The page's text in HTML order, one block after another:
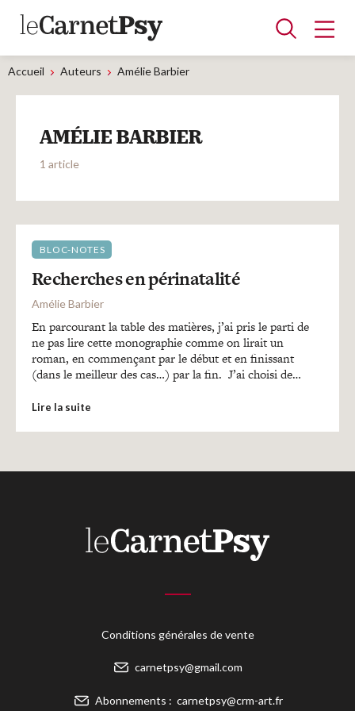
Articles
A la une
Adolescence
Dispositif
Enfance
Périnatalité
Psychanalyse
Psychopathologie
Soin
Auteurs
Blocs-notes
Recherches
Entretiens
Revues
Colloque
Mon compte
Accueil Auteurs Amélie Barbier
AMÉLIE BARBIER
1 article
BLOC-NOTES
Recherches en périnatalité
Amélie Barbier
En parcourant la table des matières, j’ai pris le parti de
ne pas lire cette monographie comme on lirait un
roman, en commençant par le début et en finissant
(dans le meilleur des cas…) par la fin. J’ai choisi de…
Lire la suite
Conditions générales de vente
carnetpsy@gmail.com
Abonnements : carnetpsy@crm-art.fr